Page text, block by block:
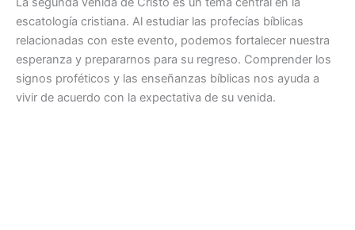
escatología cristiana. Al estudiar las profecías bíblicas
relacionadas con este evento, podemos fortalecer nuestra
esperanza y prepararnos para su regreso. Comprender los
signos proféticos y las enseñanzas bíblicas nos ayuda a
vivir de acuerdo con la expectativa de su venida.